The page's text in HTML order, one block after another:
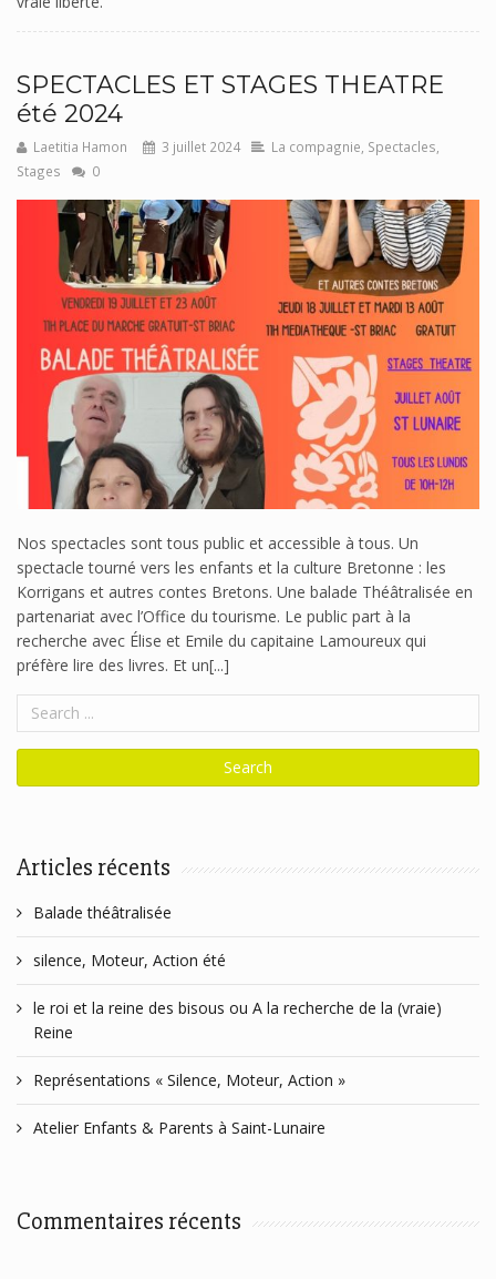
SPECTACLES ET STAGES THEATRE
été 2024
Laetitia Hamon 3 juillet 2024 La compagnie, Spectacles,
Stages
0
Nos spectacles sont tous public et accessible à tous. Un
spectacle tourné vers les enfants et la culture Bretonne : les
Korrigans et autres contes Bretons. Une balade Théâtralisée en
partenariat avec l’Office du tourisme. Le public part à la
recherche avec Élise et Emile du capitaine Lamoureux qui
préfère lire des livres. Et un[...]
Articles récents
Balade théâtralisée
silence, Moteur, Action été
le roi et la reine des bisous ou A la recherche de la (vraie)
Reine
Représentations « Silence, Moteur, Action »
Atelier Enfants & Parents à Saint-Lunaire
Commentaires récents